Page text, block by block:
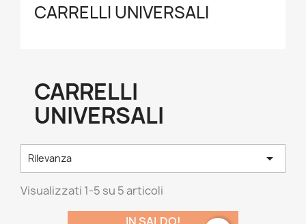
CARRELLI UNIVERSALI
CARRELLI
UNIVERSALI
Rilevanza 
Visualizzati 1-5 su 5 articoli